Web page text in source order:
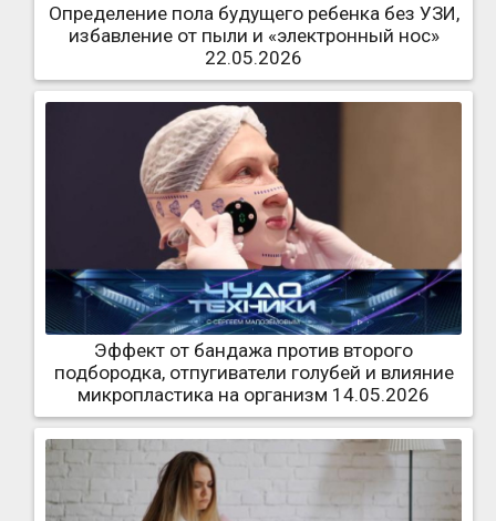
Определение пола будущего ребенка без УЗИ,
избавление от пыли и «электронный нос»
22.05.2026
Эффект от бандажа против второго
подбородка, отпугиватели голубей и влияние
микропластика на организм 14.05.2026